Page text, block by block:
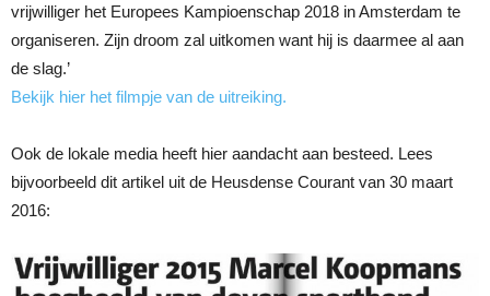
vrijwilliger het Europees Kampioenschap 2018 in Amsterdam te
organiseren. Zijn droom zal uitkomen want hij is daarmee al aan
de slag.’
Bekijk hier het filmpje van de uitreiking.
Ook de lokale media heeft hier aandacht aan besteed. Lees
bijvoorbeeld dit artikel uit de Heusdense Courant van 30 maart
2016: